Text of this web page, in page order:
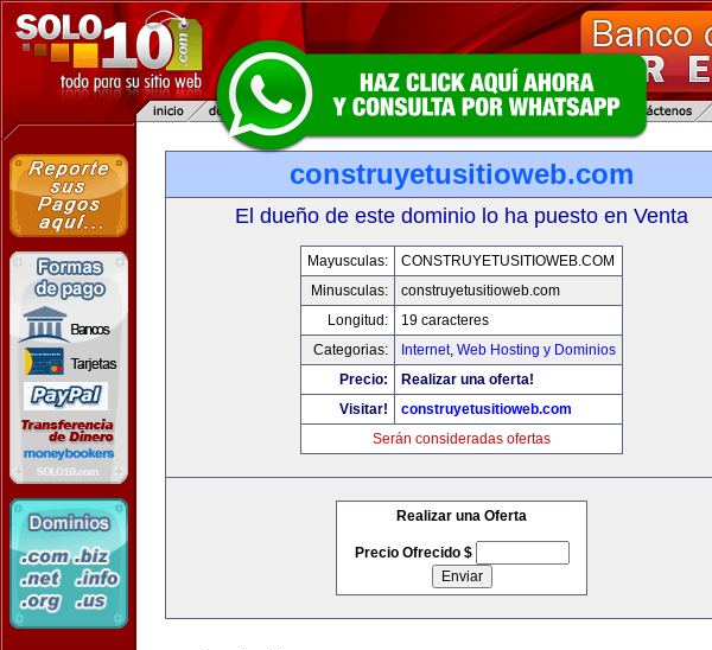
construyetusitioweb.com
El dueño de este dominio lo ha puesto en Venta
Mayusculas:
CONSTRUYETUSITIOWEB.COM
Minusculas:
construyetusitioweb.com
Longitud:
19 caracteres
Categorias:
Internet, Web Hosting y Dominios
Precio:
Realizar una oferta!
Visitar!
construyetusitioweb.com
Serán consideradas ofertas
Realizar una Oferta
Precio Ofrecido $